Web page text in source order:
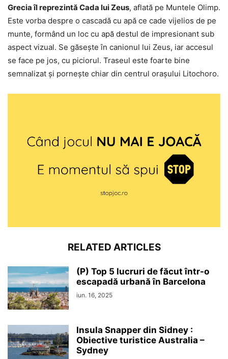
Grecia îl reprezintă Cada lui Zeus, aflată pe Muntele Olimp.
Este vorba despre o cascadă cu apă ce cade vijelios de pe
munte, formând un loc cu apă destul de impresionant sub
aspect vizual. Se găsește în canionul lui Zeus, iar accesul
se face pe jos, cu piciorul. Traseul este foarte bine
semnalizat și pornește chiar din centrul orașului Litochoro.
RELATED ARTICLES
(P) Top 5 lucruri de făcut într-o
escapadă urbană în Barcelona
iun. 16, 2025
Insula Snapper din Sidney :
Obiective turistice Australia –
Sydney